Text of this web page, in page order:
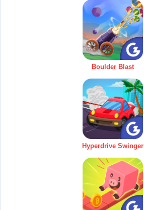
Boulder Blast
Hyperdrive Swinger